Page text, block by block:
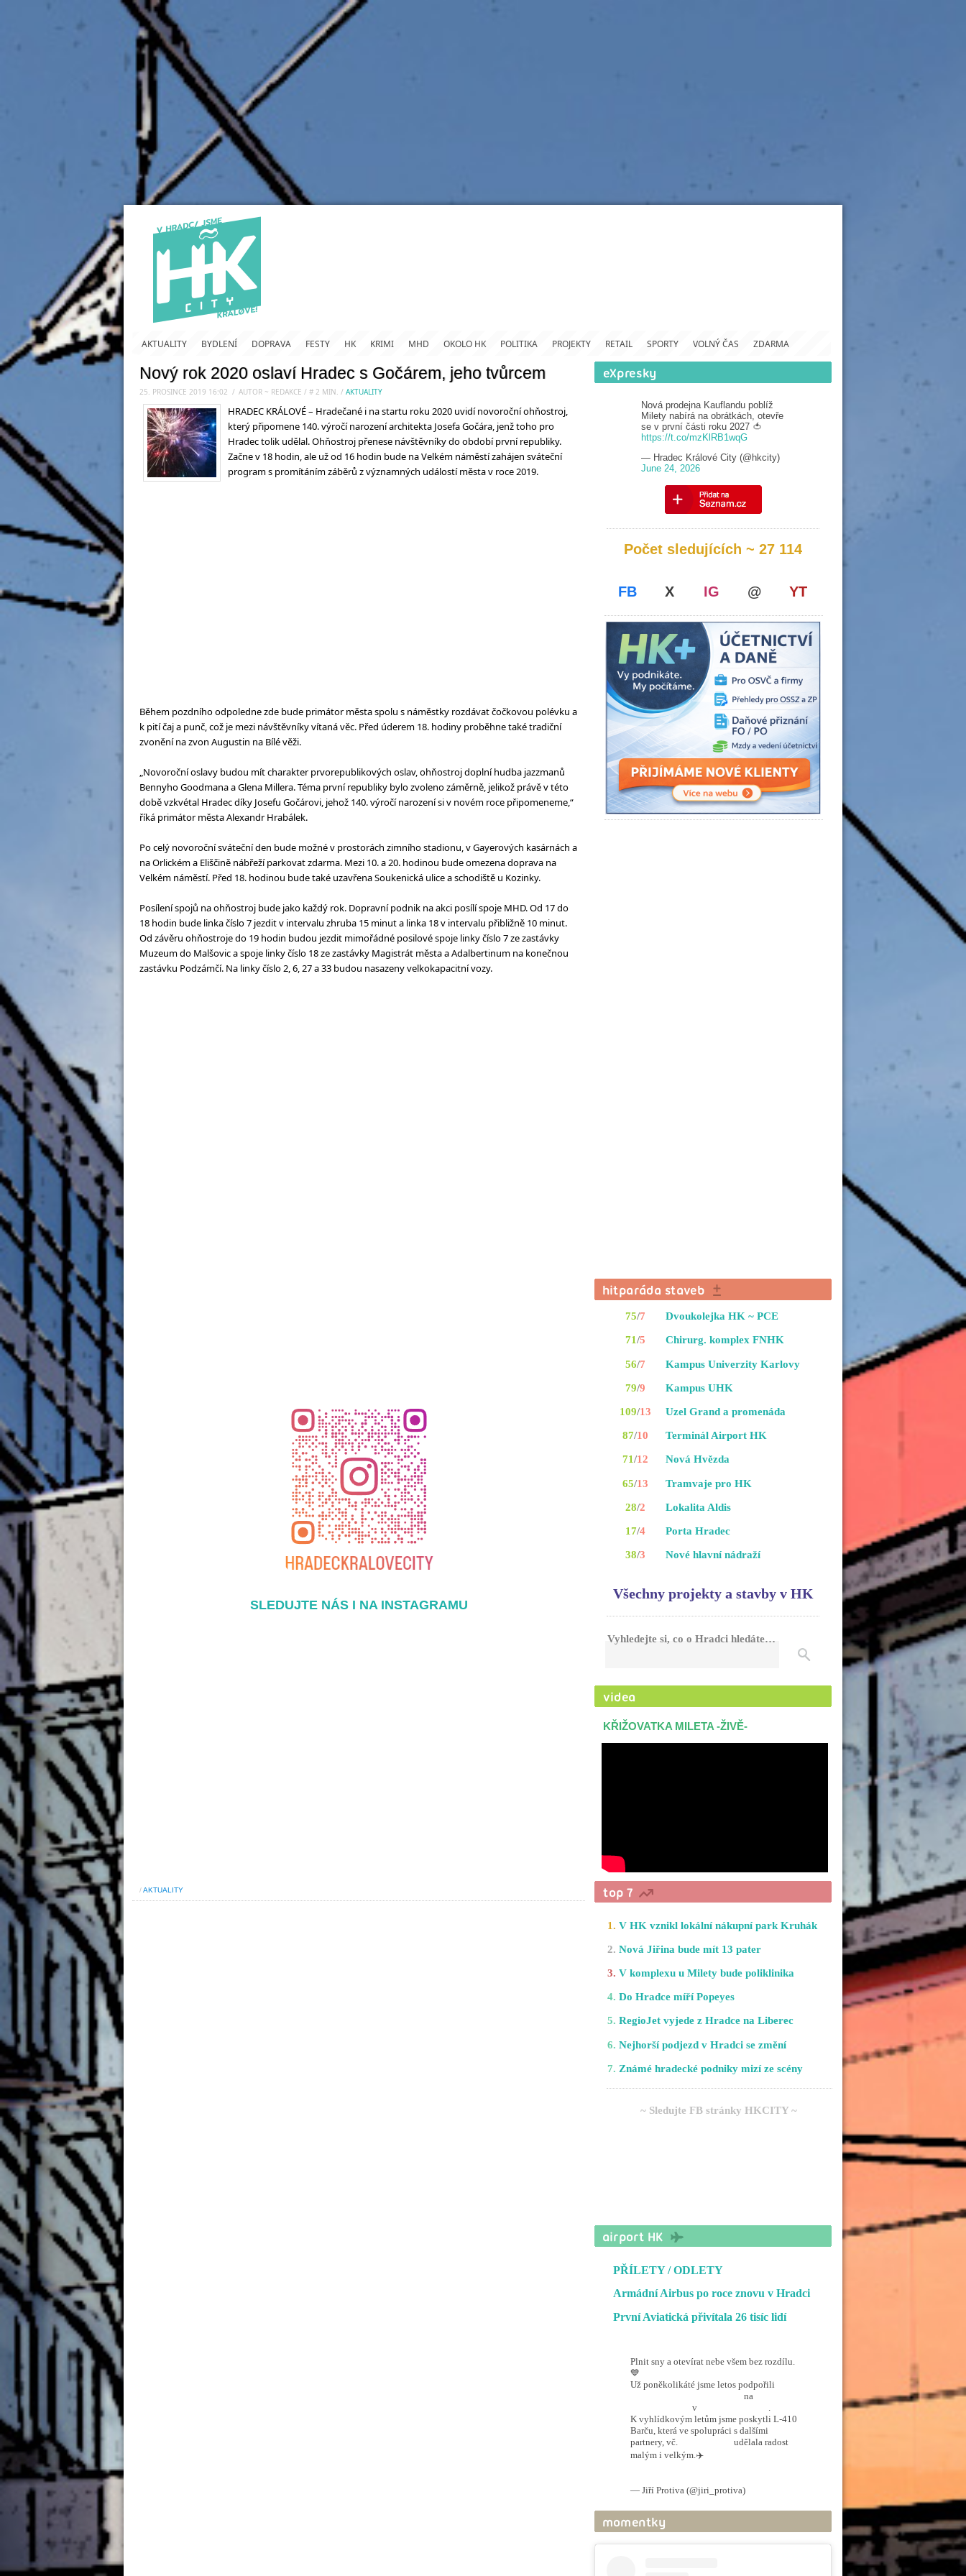
AKTUALITY BYDLENÍ DOPRAVA FESTY HK KRIMI MHD OKOLO HK POLITIKA PROJEKTY RETAIL SPORTY VOLNÝ ČAS ZDARMA
Nový rok 2020 oslaví Hradec s Gočárem, jeho tvůrcem
25. PROSINCE 2019 16:02 / AUTOR ~ REDAKCE / # 2 MIN. / AKTUALITY
HRADEC KRÁLOVÉ – Hradečané i na startu roku 2020 uvidí novoroční ohňostroj,
který připomene 140. výročí narození architekta Josefa Gočára, jenž toho pro
Hradec tolik udělal. Ohňostroj přenese návštěvníky do období první republiky.
Začne v 18 hodin, ale už od 16 hodin bude na Velkém náměstí zahájen sváteční
program s promítáním záběrů z významných událostí města v roce 2019.
Během pozdního odpoledne zde bude primátor města spolu s náměstky rozdávat čočkovou polévku a
k pití čaj a punč, což je mezi návštěvníky vítaná věc. Před úderem 18. hodiny proběhne také tradiční
zvonění na zvon Augustin na Bílé věži.
„Novoroční oslavy budou mít charakter prvorepublikových oslav, ohňostroj doplní hudba jazzmanů
Bennyho Goodmana a Glena Millera. Téma první republiky bylo zvoleno záměrně, jelikož právě v této
době vzkvétal Hradec díky Josefu Gočárovi, jehož 140. výročí narození si v novém roce připomeneme,“
říká primátor města Alexandr Hrabálek.
Po celý novoroční sváteční den bude možné v prostorách zimního stadionu, v Gayerových kasárnách a
na Orlickém a Eliščině nábřeží parkovat zdarma. Mezi 10. a 20. hodinou bude omezena doprava na
Velkém náměstí. Před 18. hodinou bude také uzavřena Soukenická ulice a schodiště u Kozinky.
Posílení spojů na ohňostroj bude jako každý rok. Dopravní podnik na akci posílí spoje MHD. Od 17 do
18 hodin bude linka číslo 7 jezdit v intervalu zhruba 15 minut a linka 18 v intervalu přibližně 10 minut.
Od závěru ohňostroje do 19 hodin budou jezdit mimořádné posilové spoje linky číslo 7 ze zastávky
Muzeum do Malšovic a spoje linky číslo 18 ze zastávky Magistrát města a Adalbertinum na konečnou
zastávku Podzámčí. Na linky číslo 2, 6, 27 a 33 budou nasazeny velkokapacitní vozy.
SLEDUJTE NÁS I NA INSTAGRAMU
/AKTUALITY
Nová prodejna Kauflandu poblíž
Milety nabírá na obrátkách, otevře
se v první části roku 2027 🍅
https://t.co/mzKlRB1wqG
— Hradec Králové City (@hkcity)
June 24, 2026
Počet sledujících ~ 27 114
FB X IG @ YT
75/7
71/5
56/7
79/9
109/13
87/10
71/12
65/13
28/2
17/4
38/3
Dvoukolejka HK ~ PCE
Chirurg. komplex FNHK
Kampus Univerzity Karlovy
Kampus UHK
Uzel Grand a promenáda
Terminál Airport HK
Nová Hvězda
Tramvaje pro HK
Lokalita Aldis
Porta Hradec
Nové hlavní nádraží
Všechny projekty a stavby v HK
Vyhledejte si, co o Hradci hledáte…
KŘIŽOVATKA MILETA -ŽIVĚ-
1. V HK vznikl lokální nákupní park Kruhák
2. Nová Jiřina bude mít 13 pater
3. V komplexu u Milety bude poliklinika
4. Do Hradce míří Popeyes
5. RegioJet vyjede z Hradce na Liberec
6. Nejhorší podjezd v Hradci se změní
7. Známé hradecké podniky mizí ze scény
~ Sledujte FB stránky HKCITY ~
PŘÍLETY / ODLETY
Armádní Airbus po roce znovu v Hradci
První Aviatická přivítala 26 tisíc lidí
Plnit sny a otevírat nebe všem bez rozdílu.
💙
Už poněkolikáté jsme letos podpořili
na
v
.
K vyhlídkovým letům jsme poskytli L-410
Barču, která ve spolupráci s dalšími
partnery, vč.
udělala radost
malým i velkým.✈️
— Jiří Protiva (@jiri_protiva)